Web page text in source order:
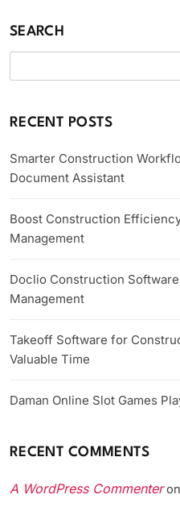
SEARCH
RECENT POSTS
Smarter Construction
Document Assistant
Boost Construction
Management
Doclio Construction
Management
Takeoff Software for
Valuable Time
Daman Online Slot Games
RECENT COMMENTS
A WordPress Commenteron